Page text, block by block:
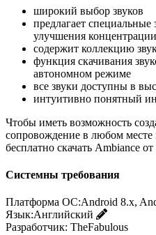
широкий выбор звуков
предлагает специальные
улучшения концентрации
содержит коллекцию
функция скачивания
автономном режиме
все звуки доступны в
интуитивно понятный
Чтобы иметь возможность
сопровождение в любом месте
бесплатно скачать Ambiance
Системны требования
Платформа ОС:Android 8.x,
Язык:Английский
Разработчик: TheFabulous